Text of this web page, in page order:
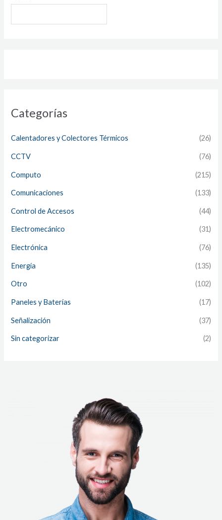
Categorías
Calentadores y Colectores Térmicos (26)
CCTV (76)
Computo (215)
Comunicaciones (133)
Control de Accesos (44)
Electromecánico (31)
Electrónica (76)
Energía (135)
Otro (102)
Paneles y Baterías (17)
Señalización (37)
Sin categorizar (2)